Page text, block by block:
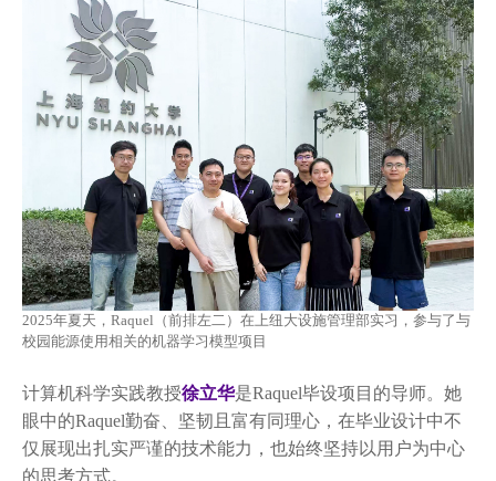
2025年夏天，Raquel（前排左二）在上纽大设施管理部实习，参与了与
校园能源使用相关的机器学习模型项目
计算机科学实践教授徐立华是Raquel毕设项目的导师。她
眼中的Raquel勤奋、坚韧且富有同理心，在毕业设计中不
仅展现出扎实严谨的技术能力，也始终坚持以用户为中心
的思考方式。